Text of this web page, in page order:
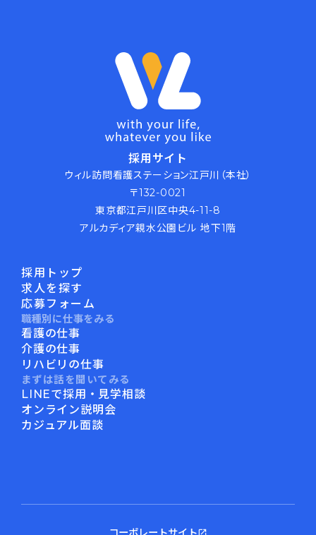
採用サイト
ウィル訪問看護ステーション江戸川（本社）
〒132-0021
東京都江戸川区中央4-11-8
アルカディア親水公園ビル 地下1階
採用トップ
求人を探す
応募フォーム
職種別に仕事をみる
看護の仕事
介護の仕事
リハビリの仕事
まずは話を聞いてみる
LINEで採用・見学相談
オンライン説明会
カジュアル面談
open_in_new